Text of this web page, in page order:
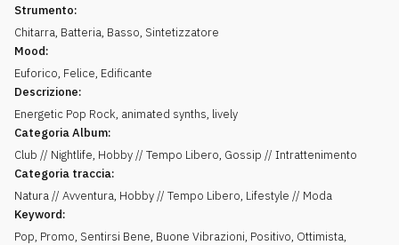
Strumento:
Chitarra, Batteria, Basso, Sintetizzatore
Mood:
Euforico, Felice, Edificante
Descrizione:
Energetic Pop Rock, animated synths, lively
Categoria Album:
Club // Nightlife, Hobby // Tempo Libero, Gossip // Intrattenimento
Categoria traccia:
Natura // Avventura, Hobby // Tempo Libero, Lifestyle // Moda
Keyword:
Pop, Promo, Sentirsi Bene, Buone Vibrazioni, Positivo, Ottimista,